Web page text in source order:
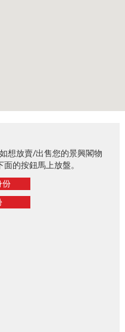
想放賣/出售您的景興閣物
的按鈕馬上放盤。
份